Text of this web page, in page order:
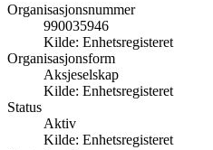
Organisasjonsnummer
990035946
Kilde: Enhetsregisteret
Organisasjonsform
Aksjeselskap
Kilde: Enhetsregisteret
Status
Aktiv
Kilde: Enhetsregisteret